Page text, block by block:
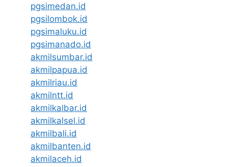
pgsimedan.id
pgsilombok.id
pgsimaluku.id
pgsimanado.id
akmilsumbar.id
akmilpapua.id
akmilriau.id
akmilntt.id
akmilkalbar.id
akmilkalsel.id
akmilbali.id
akmilbanten.id
akmilaceh.id